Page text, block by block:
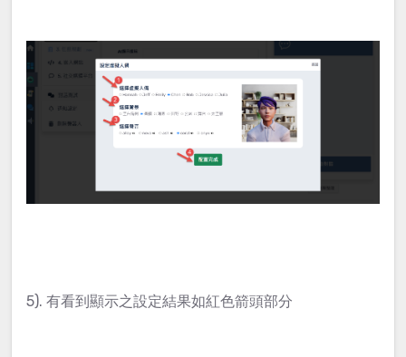
5). 有看到顯示之設定結果如紅色箭頭部分